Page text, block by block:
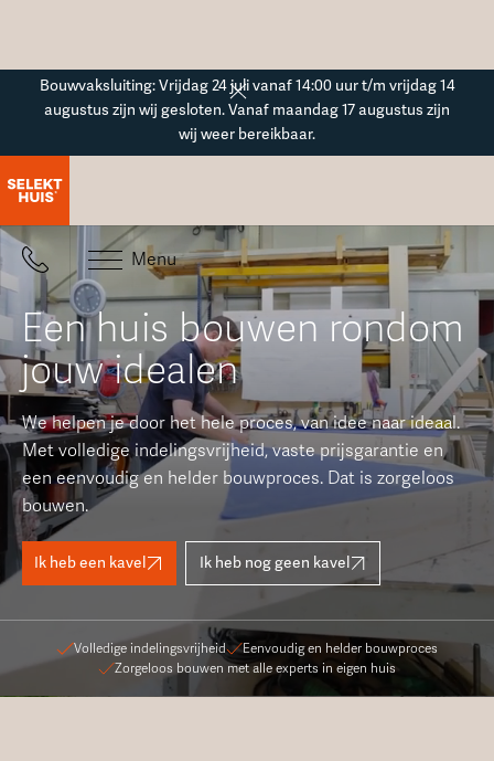
Bouwvaksluiting: Vrijdag 24 juli vanaf 14:00 uur t/m vrijdag 14
augustus zijn wij gesloten. Vanaf maandag 17 augustus zijn
wij weer bereikbaar.
Menu
Een huis bouwen rondom
jouw idealen
We helpen je door het hele proces, van idee naar ideaal.
Met volledige indelingsvrijheid, vaste prijsgarantie en
een eenvoudig en helder bouwproces. Dat is zorgeloos
bouwen.
Ik heb een kavel Ik heb nog geen kavel
Volledige indelingsvrijheid
Eenvoudig en helder bouwproces
Zorgeloos bouwen met alle experts in eigen huis